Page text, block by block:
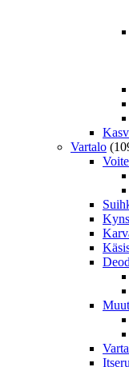
Vartalo